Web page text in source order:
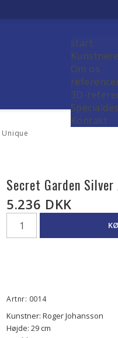
start
Om os
3D-
Kontakt
Secret Garden
5.236 DKK
Artnr: 0014
Kunstner: Roger Johansson
Højde: 29 cm